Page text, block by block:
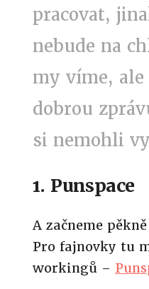
pracovat,
nebude na
my víme, ale
dobrou
si nemohli
1. Punspace
A začneme
Pro fajnovky tu
workingů –